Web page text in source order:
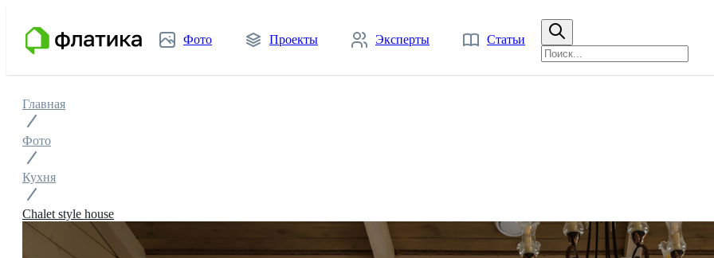
Фото Проекты Эксперты Статьи
Главная
Фото
Кухня
Chalet style house